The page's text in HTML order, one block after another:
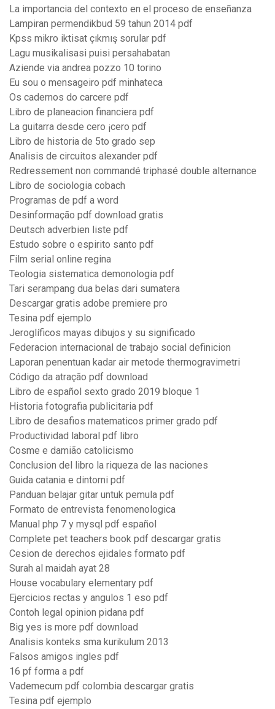
La importancia del contexto en el proceso de enseñanza
Lampiran permendikbud 59 tahun 2014 pdf
Kpss mikro iktisat çıkmış sorular pdf
Lagu musikalisasi puisi persahabatan
Aziende via andrea pozzo 10 torino
Eu sou o mensageiro pdf minhateca
Os cadernos do carcere pdf
Libro de planeacion financiera pdf
La guitarra desde cero ¡cero pdf
Libro de historia de 5to grado sep
Analisis de circuitos alexander pdf
Redressement non commandé triphasé double alternance
Libro de sociologia cobach
Programas de pdf a word
Desinformação pdf download gratis
Deutsch adverbien liste pdf
Estudo sobre o espirito santo pdf
Film serial online regina
Teologia sistematica demonologia pdf
Tari serampang dua belas dari sumatera
Descargar gratis adobe premiere pro
Tesina pdf ejemplo
Jeroglíficos mayas dibujos y su significado
Federacion internacional de trabajo social definicion
Laporan penentuan kadar air metode thermogravimetri
Código da atração pdf download
Libro de español sexto grado 2019 bloque 1
Historia fotografia publicitaria pdf
Libro de desafios matematicos primer grado pdf
Productividad laboral pdf libro
Cosme e damião catolicismo
Conclusion del libro la riqueza de las naciones
Guida catania e dintorni pdf
Panduan belajar gitar untuk pemula pdf
Formato de entrevista fenomenologica
Manual php 7 y mysql pdf español
Complete pet teachers book pdf descargar gratis
Cesion de derechos ejidales formato pdf
Surah al maidah ayat 28
House vocabulary elementary pdf
Ejercicios rectas y angulos 1 eso pdf
Contoh legal opinion pidana pdf
Big yes is more pdf download
Analisis konteks sma kurikulum 2013
Falsos amigos ingles pdf
16 pf forma a pdf
Vademecum pdf colombia descargar gratis
Tesina pdf ejemplo